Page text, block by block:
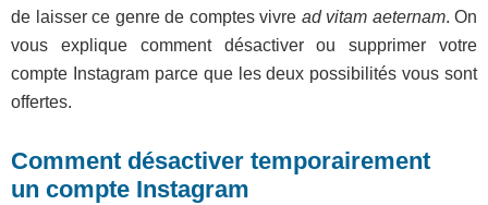
de laisser ce genre de comptes vivre ad vitam aeternam. On
vous explique comment désactiver ou supprimer votre
compte Instagram parce que les deux possibilités vous sont
offertes.
Comment désactiver temporairement
un compte Instagram